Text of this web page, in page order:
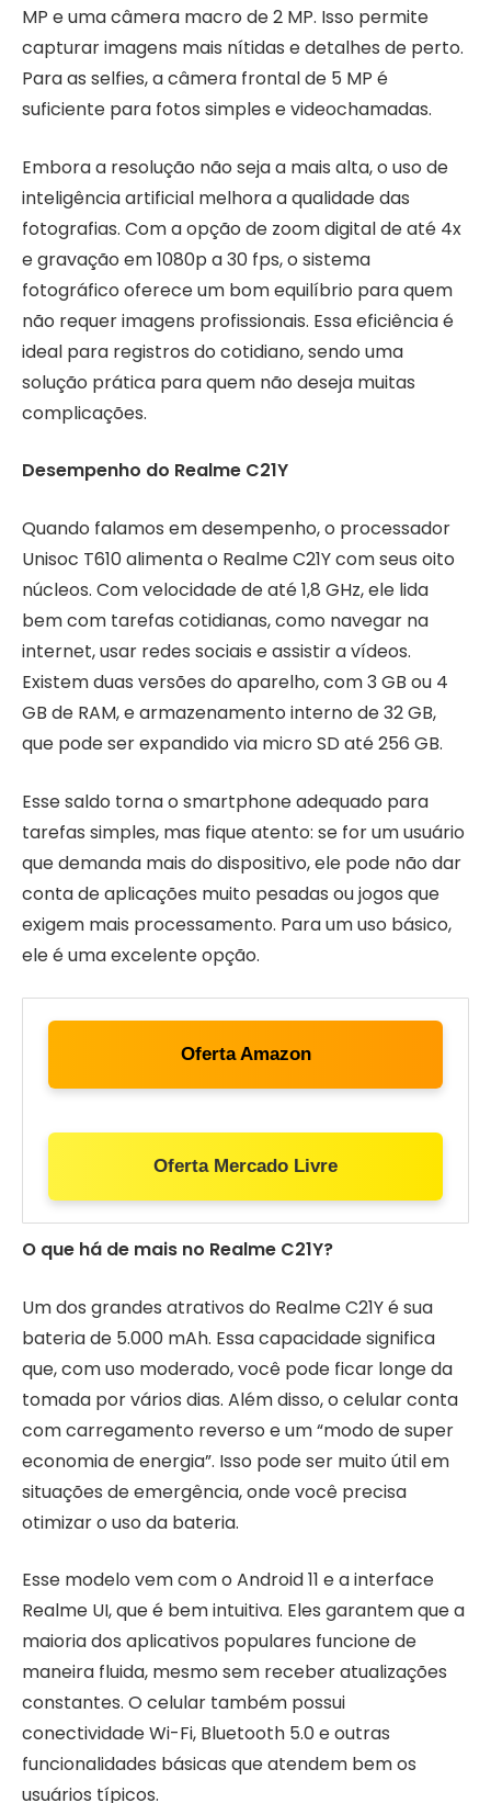
MP e uma câmera macro de 2 MP. Isso permite
capturar imagens mais nítidas e detalhes de perto.
Para as selfies, a câmera frontal de 5 MP é
suficiente para fotos simples e videochamadas.
Embora a resolução não seja a mais alta, o uso de
inteligência artificial melhora a qualidade das
fotografias. Com a opção de zoom digital de até 4x
e gravação em 1080p a 30 fps, o sistema
fotográfico oferece um bom equilíbrio para quem
não requer imagens profissionais. Essa eficiência é
ideal para registros do cotidiano, sendo uma
solução prática para quem não deseja muitas
complicações.
Desempenho do Realme C21Y
Quando falamos em desempenho, o processador
Unisoc T610 alimenta o Realme C21Y com seus oito
núcleos. Com velocidade de até 1,8 GHz, ele lida
bem com tarefas cotidianas, como navegar na
internet, usar redes sociais e assistir a vídeos.
Existem duas versões do aparelho, com 3 GB ou 4
GB de RAM, e armazenamento interno de 32 GB,
que pode ser expandido via micro SD até 256 GB.
Esse saldo torna o smartphone adequado para
tarefas simples, mas fique atento: se for um usuário
que demanda mais do dispositivo, ele pode não dar
conta de aplicações muito pesadas ou jogos que
exigem mais processamento. Para um uso básico,
ele é uma excelente opção.
Oferta Amazon
Oferta Mercado Livre
O que há de mais no Realme C21Y?
Um dos grandes atrativos do Realme C21Y é sua
bateria de 5.000 mAh. Essa capacidade significa
que, com uso moderado, você pode ficar longe da
tomada por vários dias. Além disso, o celular conta
com carregamento reverso e um “modo de super
economia de energia”. Isso pode ser muito útil em
situações de emergência, onde você precisa
otimizar o uso da bateria.
Esse modelo vem com o Android 11 e a interface
Realme UI, que é bem intuitiva. Eles garantem que a
maioria dos aplicativos populares funcione de
maneira fluida, mesmo sem receber atualizações
constantes. O celular também possui
conectividade Wi-Fi, Bluetooth 5.0 e outras
funcionalidades básicas que atendem bem os
usuários típicos.